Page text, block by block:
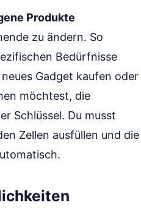
Produkte
zu ändern. So
Bedürfnisse
Gadget kaufen oder
möchtest, die
Schlüssel. Du musst
Zellen ausfüllen und die